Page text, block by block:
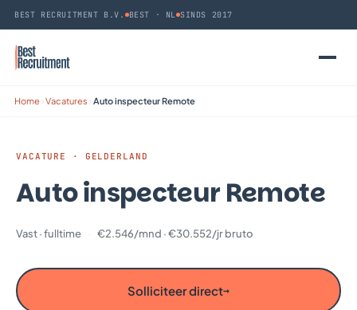
BEST RECRUITMENT B.V. BEST · NL SINDS 2017
Home Vacatures Auto inspecteur Remote
VACATURE · GELDERLAND
Auto inspecteur Remote
Vast · fulltime €2.546/mnd · €30.552/jr bruto
Solliciteer direct→